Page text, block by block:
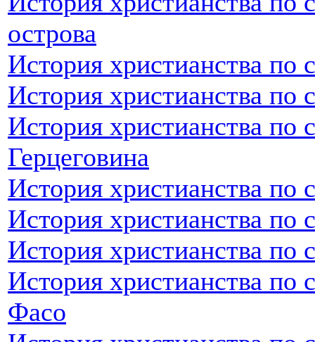
острова
История христианства по
История христианства по
История христианства по
Герцеговина
История христианства по
История христианства по
История христианства по
История христианства по
Фасо